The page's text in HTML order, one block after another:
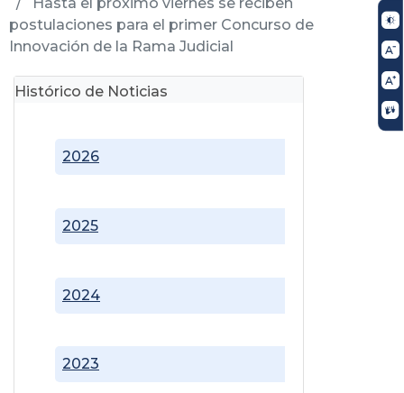
postulaciones para el primer Concurso de
Innovación de la Rama Judicial
Histórico de Noticias
2023
2024
2025
2026